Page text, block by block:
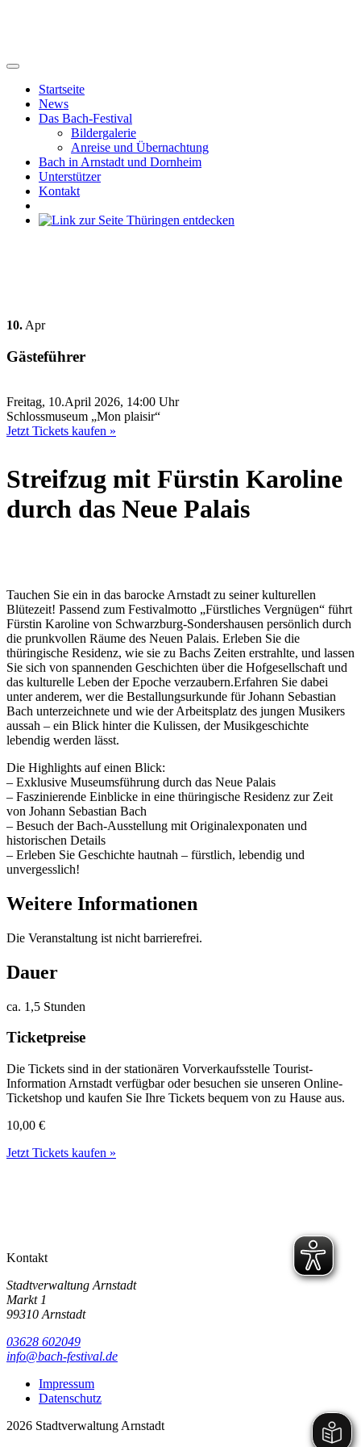
Startseite
News
Das Bach-Festival
Bildergalerie
Anreise und Übernachtung
Bach in Arnstadt und Dornheim
Unterstützer
Kontakt
10. Apr
Gästeführer
Freitag, 10.April 2026, 14:00 Uhr
Schlossmuseum „Mon plaisir“
Jetzt Tickets kaufen »
Streifzug mit Fürstin Karoline
durch das Neue Palais
Tauchen Sie ein in das barocke Arnstadt zu seiner kulturellen
Blütezeit! Passend zum Festivalmotto „Fürstliches Vergnügen“ führt
Fürstin Karoline von Schwarzburg-Sondershausen persönlich durch
die prunkvollen Räume des Neuen Palais. Erleben Sie die
thüringische Residenz, wie sie zu Bachs Zeiten erstrahlte, und lassen
Sie sich von spannenden Geschichten über die Hofgesellschaft und
das kulturelle Leben der Epoche verzaubern.Erfahren Sie dabei
unter anderem, wer die Bestallungsurkunde für Johann Sebastian
Bach unterzeichnete und wie der Arbeitsplatz des jungen Musikers
aussah – ein Blick hinter die Kulissen, der Musikgeschichte
lebendig werden lässt.
Die Highlights auf einen Blick:
– Exklusive Museumsführung durch das Neue Palais
– Faszinierende Einblicke in eine thüringische Residenz zur Zeit
von Johann Sebastian Bach
– Besuch der Bach-Ausstellung mit Originalexponaten und
historischen Details
– Erleben Sie Geschichte hautnah – fürstlich, lebendig und
unvergesslich!
Weitere Informationen
Die Veranstaltung ist nicht barrierefrei.
Dauer
ca. 1,5 Stunden
Ticketpreise
Die Tickets sind in der stationären Vorverkaufsstelle Tourist-
Information Arnstadt verfügbar oder besuchen sie unseren Online-
Ticketshop und kaufen Sie Ihre Tickets bequem von zu Hause aus.
10,00 €
Jetzt Tickets kaufen »
Kontakt
Stadtverwaltung Arnstadt
Markt 1
99310 Arnstadt
03628 602049
info@bach-festival.de
Impressum
Datenschutz
2026 Stadtverwaltung Arnstadt